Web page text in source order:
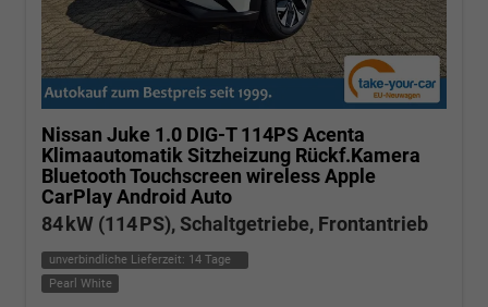
Nissan Juke 1.0 DIG-T 114PS Acenta
Klimaautomatik Sitzheizung Rückf.Kamera
Bluetooth Touchscreen wireless Apple
CarPlay Android Auto
84 kW (114 PS), Schaltgetriebe, Frontantrieb
unverbindliche Lieferzeit: 14 Tage
Pearl White